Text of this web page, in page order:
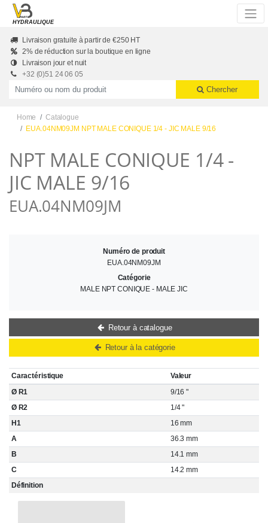
Skip to main content
HYDRAULIQUE
Livraison gratuite à partir de €250 HT
2% de réduction sur la boutique en ligne
Livraison jour et nuit
+32 (0)51 24 06 05
Productnummer of naam
Chercher
Home
Catalogue
EUA.04NM09JM NPT MALE CONIQUE 1/4 - JIC MALE 9/16
NPT MALE CONIQUE 1/4 -
JIC MALE 9/16
EUA.04NM09JM
Caractéristique
Valeur
Ø R1
9/16 "
Ø R2
1/4 "
H1
16 mm
A
36.3 mm
B
14.1 mm
C
14.2 mm
Définition
Numéro de produit
EUA.04NM09JM
Catégorie
MALE NPT CONIQUE - MALE JIC
Retour à catalogue
Retour à la catégorie